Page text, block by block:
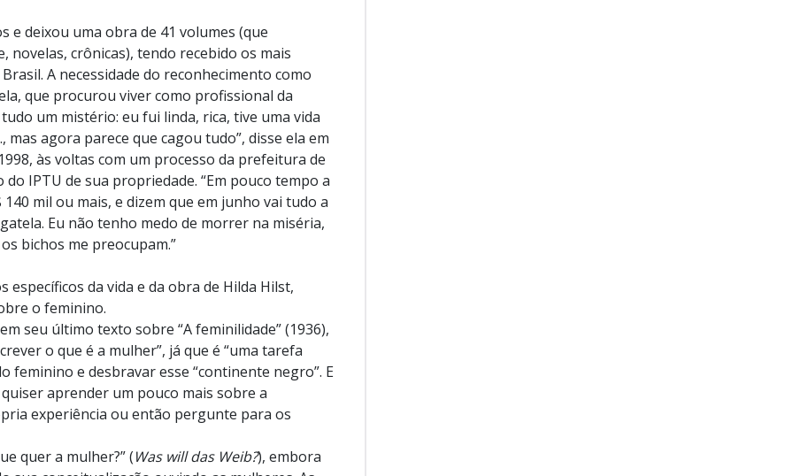
e deixou uma obra de 41 volumes (que
novelas, crônicas), tendo recebido os mais
A necessidade do reconhecimento como
que procurou viver como profissional da
um mistério: eu fui linda, rica, tive uma vida
agora parece que cagou tudo”, disse ela em
às voltas com um processo da prefeitura de
IPTU de sua propriedade. “Em pouco tempo a
mil ou mais, e dizem que em junho vai tudo a
Eu não tenho medo de morrer na miséria,
bichos me preocupam.”
da vida e da obra de Hilda Hilst,
o feminino.
seu último texto sobre “A feminilidade” (1936),
o que é a mulher”, já que é “uma tarefa
feminino e desbravar esse “continente negro”. E
aprender um pouco mais sobre a
experiência ou então pergunte para os
quer a mulher?” (Was will das Weib?), embora